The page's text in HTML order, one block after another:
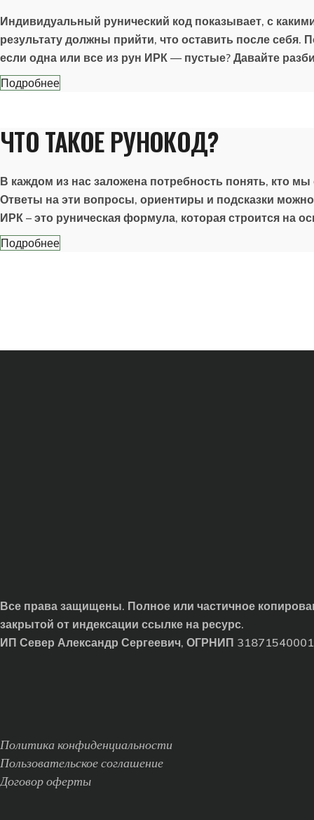
Индивидуальный рунический код показывает, с
результату должны прийти, что оставить после
если одна или все из рун ИРК — пустые? Давайте
Подробнее
ЧТО ТАКОЕ РУНОКОД?
В каждом из нас заложена потребность понять, кто
Ответы на эти вопросы, ориентиры и подсказки
ИРК – это руническая формула, которая строится на
Подробнее
Все права защищены. Полное или частичное
закрытой от индексации ссылке на ресурс.
ИП Север Александр Сергеевич, ОГРНИП
Политика конфиденциальности
Пользовательское соглашение
Договор оферты